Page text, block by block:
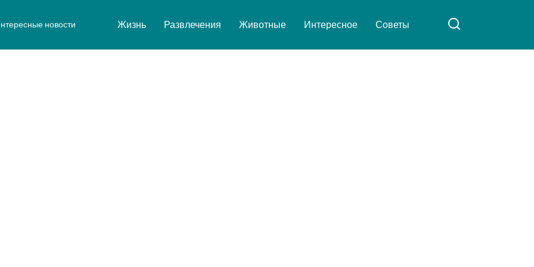
новости Жизнь Развлечения Животные Интересное Советы